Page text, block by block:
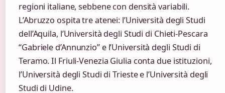
regioni italiane, sebbene con densità variabili.
L’Abruzzo ospita tre atenei: l’Università degli Studi
dell’Aquila, l’Università degli Studi di Chieti-Pescara
“Gabriele d’Annunzio” e l’Università degli Studi di
Teramo. Il Friuli-Venezia Giulia conta due istituzioni,
l’Università degli Studi di Trieste e l’Università degli
Studi di Udine.